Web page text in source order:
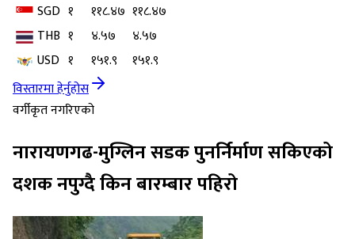
SGD १ ११८.४७ ११८.४७
THB १ ४.५७
४.५७
USD १ १५१.९
१५१.९
विस्तारमा हेर्नुहोस
वर्गीकृत नगरिएको
नारायणगढ-मुग्लिन सडक पुनर्निर्माण सकिएको
दशक नपुग्दै किन बारम्बार पहिरो